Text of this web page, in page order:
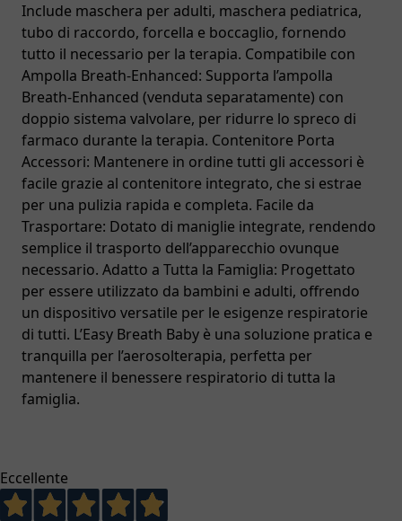
Include maschera per adulti, maschera pediatrica,
tubo di raccordo, forcella e boccaglio, fornendo
tutto il necessario per la terapia. Compatibile con
Ampolla Breath-Enhanced: Supporta l’ampolla
Breath-Enhanced (venduta separatamente) con
doppio sistema valvolare, per ridurre lo spreco di
farmaco durante la terapia. Contenitore Porta
Accessori: Mantenere in ordine tutti gli accessori è
facile grazie al contenitore integrato, che si estrae
per una pulizia rapida e completa. Facile da
Trasportare: Dotato di maniglie integrate, rendendo
semplice il trasporto dell’apparecchio ovunque
necessario. Adatto a Tutta la Famiglia: Progettato
per essere utilizzato da bambini e adulti, offrendo
un dispositivo versatile per le esigenze respiratorie
di tutti. L’Easy Breath Baby è una soluzione pratica e
tranquilla per l’aerosolterapia, perfetta per
mantenere il benessere respiratorio di tutta la
famiglia.
Eccellente